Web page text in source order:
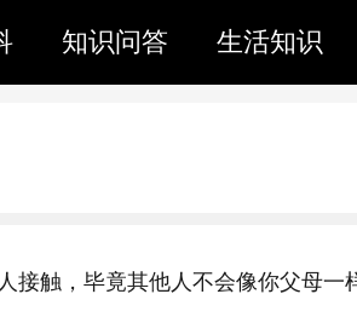
知识问答 生活知识
接触，毕竟其他人不会像你父母一